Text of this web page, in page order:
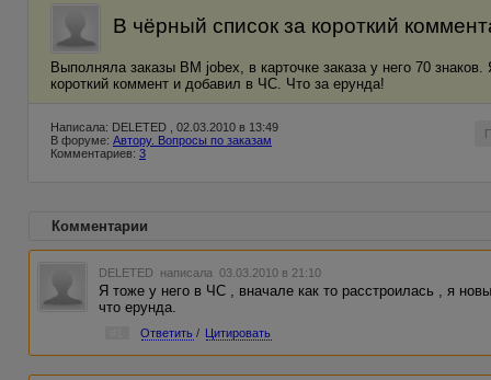
В чёрный список за короткий
Выполняла заказы ВМ jobex, в карточке заказа у него 70
короткий коммент и добавил в ЧС. Что за ерунда!
Написала: DELETED , 02.03.2010 в 13:49
В форуме: Автору. Вопросы по заказам
Комментариев: 3
Комментарии
DELETED написала 03.03.2010 в 21:10
Я тоже у него в ЧС , вначале как то расстроилась , я
что ерунда.
Ответить / Цитировать